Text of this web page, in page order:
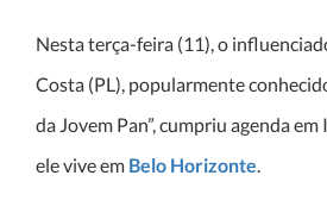
Nesta terça-feira (11), o
Costa (PL), popularmente
da Jovem Pan”, cumpriu agenda
ele vive em Belo Horizonte.